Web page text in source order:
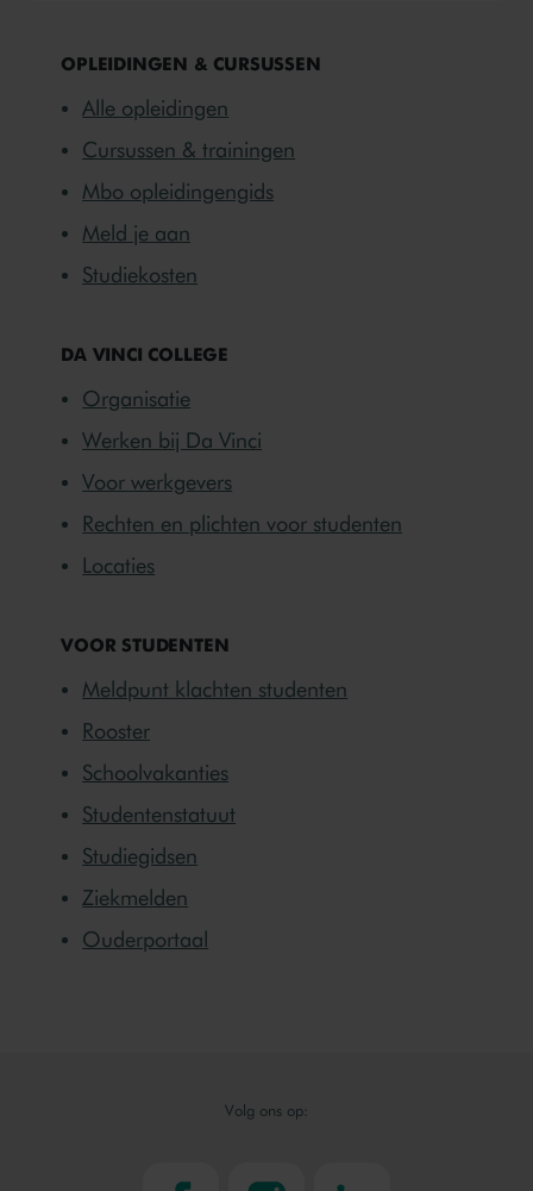
OPLEIDINGEN & CURSUSSEN
Alle opleidingen
Cursussen & trainingen
Mbo opleidingengids
Meld je aan
Studiekosten
DA VINCI COLLEGE
Organisatie
Werken bij Da Vinci
Voor werkgevers
Rechten en plichten voor studenten
Locaties
VOOR STUDENTEN
Meldpunt klachten studenten
Rooster
Schoolvakanties
Studentenstatuut
Studiegidsen
Ziekmelden
Ouderportaal
Volg ons op:
facebook instagram linkedin